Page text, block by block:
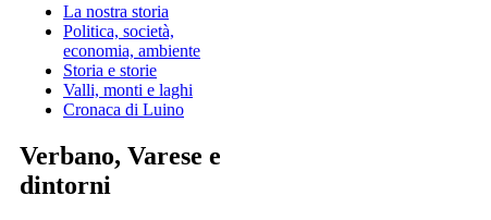
La nostra storia
Politica, società,
economia, ambiente
Storia e storie
Valli, monti e laghi
Cronaca di Luino
Verbano, Varese e
dintorni